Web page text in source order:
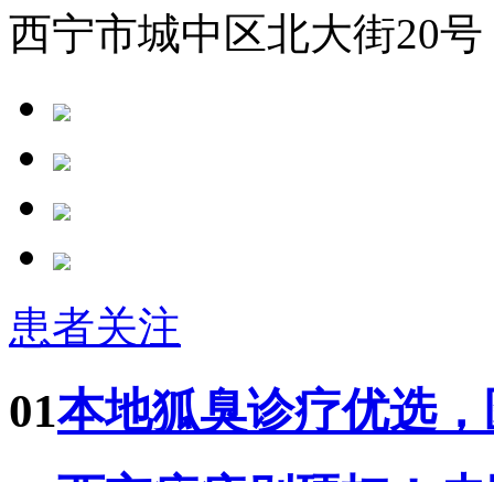
西宁市城中区北大街20
患者关注
01本地狐臭诊疗优选